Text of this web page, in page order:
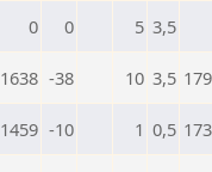
0 0 5 3,5
1638 -38 10 3,5
1459 -10 1 0,5